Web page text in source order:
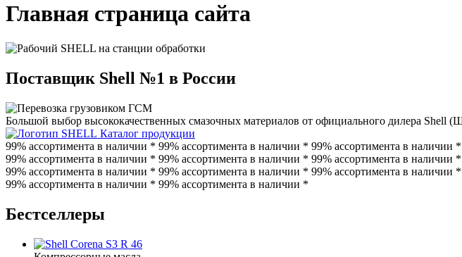
Главная страница сайта
Поставщик Shell №1 в России
Большой выбор высококачественных смазочных материалов от официального дилера Shell
Каталог продукции
99% ассортимента в наличии * 99% ассортимента в наличии * 99% ассортимента в
99% ассортимента в наличии * 99% ассортимента в наличии * 99% ассортимента в наличии
99% ассортимента в наличии * 99% ассортимента в наличии * 99% ассортимента в
99% ассортимента в наличии * 99% ассортимента в наличии *
Бестселлеры